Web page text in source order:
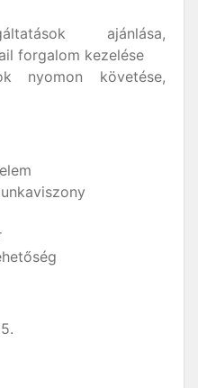
ajánlása,
forgalom kezelése
nyomon követése,